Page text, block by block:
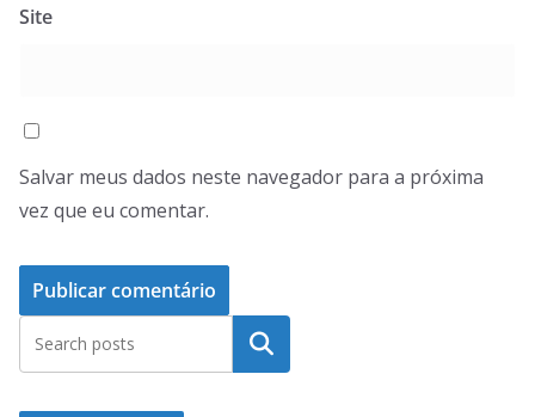
Site
Salvar meus dados neste navegador para a próxima
vez que eu comentar.
Pesquisar